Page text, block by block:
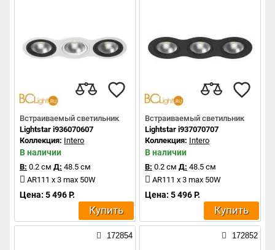
Встраиваемый светильник
Lightstar i936070607
Коллекция: Intero
В наличии
В: 0.2 см Д: 48.5 см
AR111 x 3 max 50W
Цена: 5 496 Р.
Купить
Встраиваемый светильник
Lightstar i937070707
Коллекция: Intero
В наличии
В: 0.2 см Д: 48.5 см
AR111 x 3 max 50W
Цена: 5 496 Р.
Купить
172854 172852